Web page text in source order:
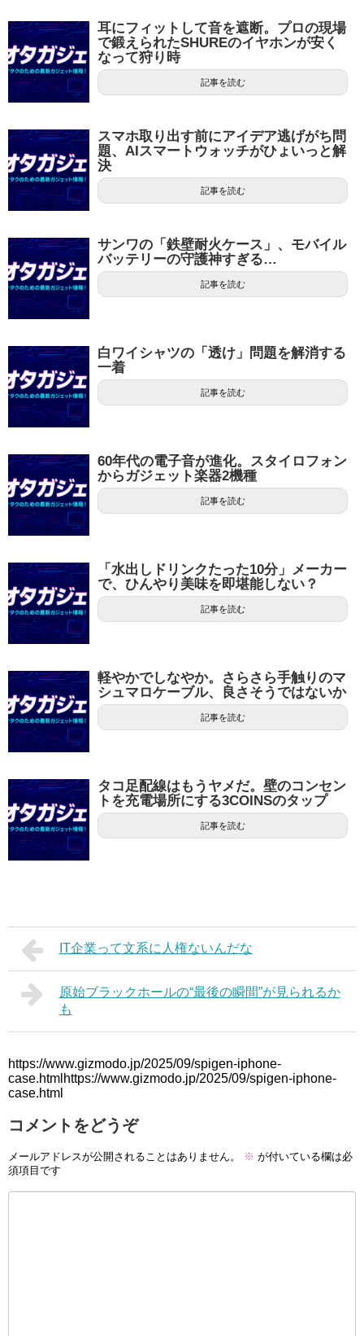
耳にフィットして音を遮断。プロの現場
で鍛えられたSHUREのイヤホンが安く
なって狩り時
記事を読む
スマホ取り出す前にアイデア逃げがち問
題、AIスマートウォッチがひょいっと解
決
記事を読む
サンワの「鉄壁耐火ケース」、モバイル
バッテリーの守護神すぎる…
記事を読む
白ワイシャツの「透け」問題を解消する
一着
記事を読む
60年代の電子音が進化。スタイロフォン
からガジェット楽器2機種
記事を読む
「水出しドリンクたった10分」メーカー
で、ひんやり美味を即堪能しない？
記事を読む
軽やかでしなやか。さらさら手触りのマ
シュマロケーブル、良さそうではないか
記事を読む
タコ足配線はもうヤメだ。壁のコンセン
トを充電場所にする3COINSのタップ
記事を読む
IT企業って文系に人権ないんだな
原始ブラックホールの“最後の瞬間”が見られるか
も
https://www.gizmodo.jp/2025/09/spigen-iphone-
case.htmlhttps://www.gizmodo.jp/2025/09/spigen-iphone-
case.html
コメントをどうぞ
メールアドレスが公開されることはありません。 ※ が付いている欄は必
須項目です